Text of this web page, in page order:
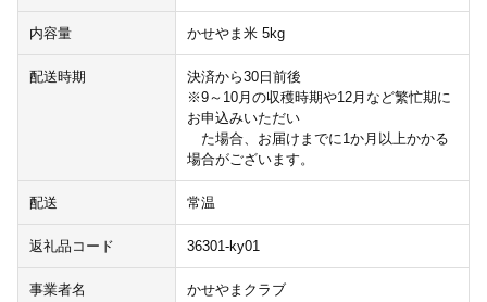
内容量 かせやま米 5kg
配送時期
決済から30日前後
※9～10月の収穫時期や12月など繁忙期に
お申込みいただい
た場合、お届けまでに1か月以上かかる
場合がございます。
配送 常温
返礼品コード 36301-ky01
事業者名 かせやまクラブ